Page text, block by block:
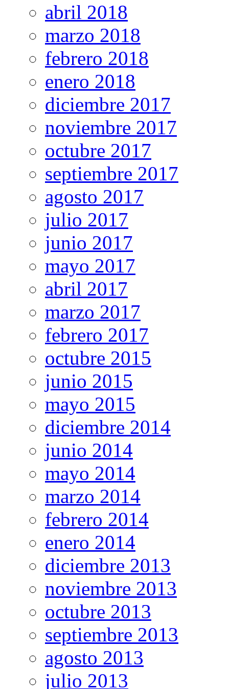
abril 2018
marzo 2018
febrero 2018
enero 2018
diciembre 2017
noviembre 2017
octubre 2017
septiembre 2017
agosto 2017
julio 2017
junio 2017
mayo 2017
abril 2017
marzo 2017
febrero 2017
octubre 2015
junio 2015
mayo 2015
diciembre 2014
junio 2014
mayo 2014
marzo 2014
febrero 2014
enero 2014
diciembre 2013
noviembre 2013
octubre 2013
septiembre 2013
agosto 2013
julio 2013